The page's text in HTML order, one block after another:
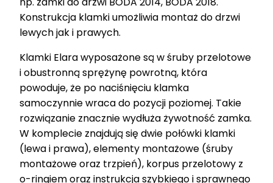
Konstrukcja klamki umożliwia montaż do drzwi
lewych jak i prawych.
Klamki Elara wyposażone są w śruby przelotowe
i obustronną sprężynę powrotną, która
powoduje, że po naciśnięciu klamka
samoczynnie wraca do pozycji poziomej. Takie
rozwiązanie znacznie wydłuża żywotność zamka.
W komplecie znajdują się dwie połówki klamki
(lewa i prawa), elementy montażowe (śruby
montażowe oraz trzpień), korpus przelotowy z
o-ringiem oraz instrukcja szybkiego i sprawnego